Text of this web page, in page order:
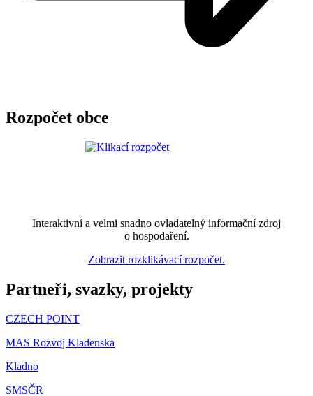
Rozpočet obce
Interaktivní a velmi snadno ovladatelný informační zdroj
o hospodaření.
Zobrazit rozklikávací rozpočet.
Partneři, svazky, projekty
CZECH POINT
MAS Rozvoj Kladenska
Kladno
SMSČR